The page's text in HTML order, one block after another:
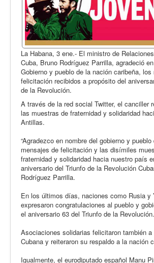
La Habana, 3 ene.- El ministro de
Cuba, Bruno Rodríguez Parrilla, agradeció
Gobierno y pueblo de la nación caribeña,
felicitación recibidos a propósito del
de la Revolución.
A través de la red social Twitter, el canciller
las muestras de fraternidad y solidaridad
Antillas.
“Agradezco en nombre del gobierno y
mensajes de felicitación y las disímiles
fraternidad y solidaridad hacia nuestro país
aniversario del Triunfo de la Revolución
Rodríguez Parrilla.
En los últimos días, naciones como Rusia y
expresaron congratulaciones al pueblo y
el aniversario 63 del Triunfo de la Revolución.
Asociaciones solidarias felicitaron también
Cubana y reiteraron su respaldo a la nación
Igualmente, el eurodiputado español Manu